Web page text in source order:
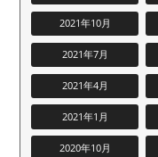
2021年10月
2021年7月
2021年4月
2021年1月
2020年10月